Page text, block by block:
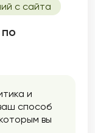
с сайта
и
способ
вы